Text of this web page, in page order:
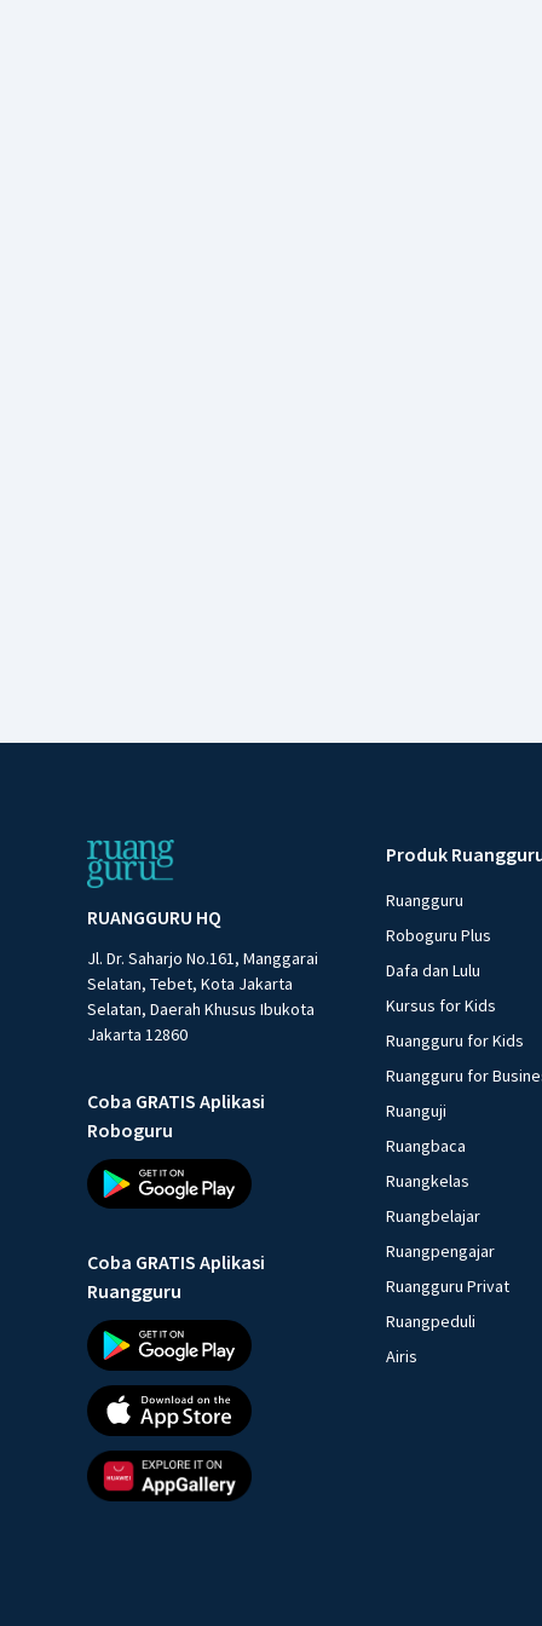
RUANGGURU HQ
Jl. Dr. Saharjo No.161, Manggarai
Selatan, Tebet, Kota Jakarta
Selatan, Daerah Khusus Ibukota
Jakarta 12860
Coba GRATIS Aplikasi
Roboguru
Coba GRATIS Aplikasi
Ruangguru
Produk
Ruangguru
Roboguru Plus
Dafa dan Lulu
Kursus for Kids
Ruangguru for Kids
Ruangguru for
Ruanguji
Ruangbaca
Ruangkelas
Ruangbelajar
Ruangpengajar
Ruangguru Privat
Ruangpeduli
Airis